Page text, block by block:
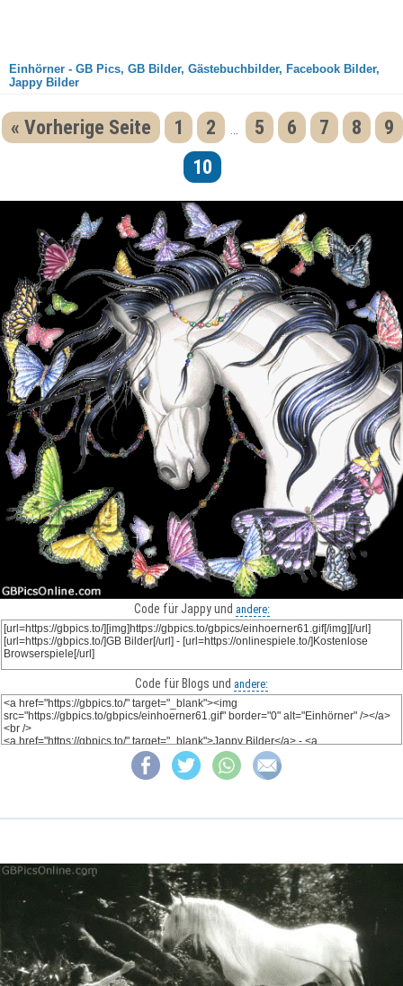
Einhörner - GB Pics, GB Bilder, Gästebuchbilder, Facebook Bilder,
Jappy Bilder
« Vorherige Seite 1 2 5 6 7 8
9
10
Code für Jappy und andere:
Code für Blogs und andere: